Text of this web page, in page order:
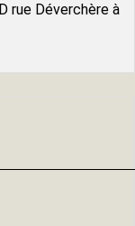
rue Déverchère à